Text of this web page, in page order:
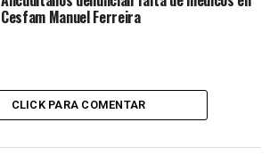
Cesfam Manuel Ferreira
CLICK PARA COMENTAR